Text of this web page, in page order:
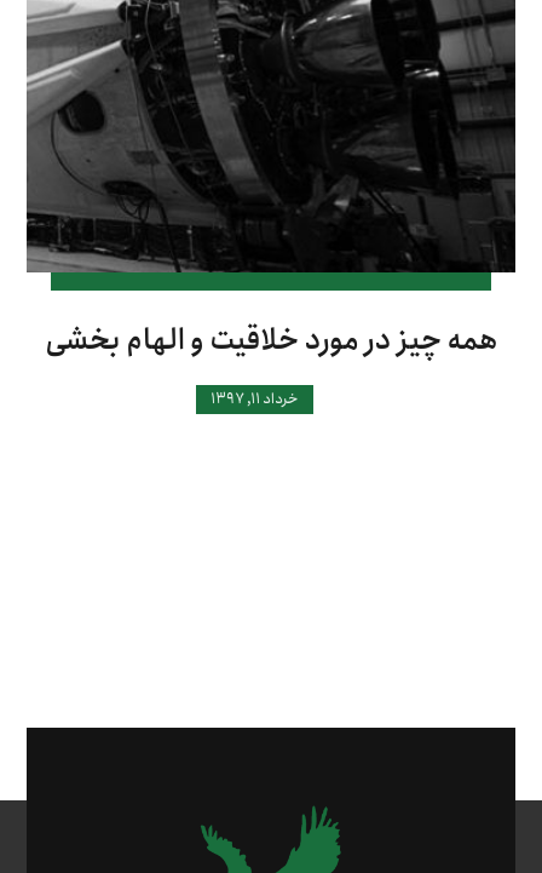
همه چیز در مورد خلاقیت و الهام بخشی
خرداد ۱۱, ۱۳۹۷